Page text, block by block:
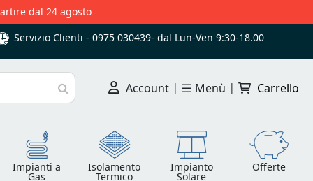
dal 24 agosto
Servizio Clienti - 0975 030439- dal Lun-Ven 9:30-18.00
Cerca
Account | Menù | Carrello
Impianti a
Gas
Isolamento
Termico
Impianto
Solare
Offerte